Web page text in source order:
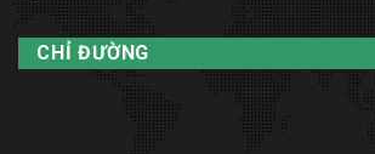
CHỈ ĐƯỜNG